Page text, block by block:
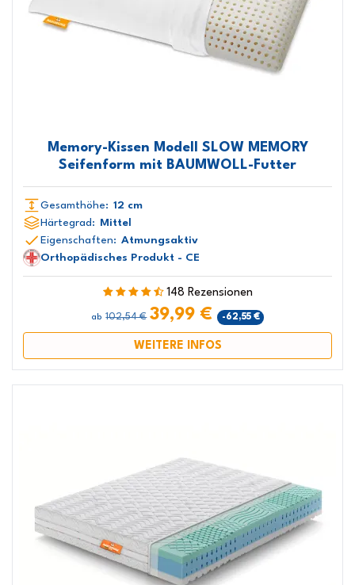
Memory-Kissen Modell SLOW MEMORY
Seifenform mit BAUMWOLL-Futter
Gesamthöhe: 12 cm
Härtegrad: Mittel
Eigenschaften: Atmungsaktiv
Orthopädisches Produkt - CE
148 Rezensionen
ab 102,54 € 39,99 € -62,55 €
WEITERE INFOS